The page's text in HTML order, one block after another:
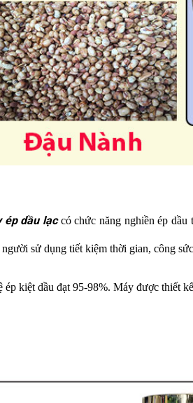
ép dầu lạccó chức năng nghiền ép dầu
sử dụng tiết kiệm thời gian, công
ép kiệt dầu đạt 95-98%. Máy được thiết